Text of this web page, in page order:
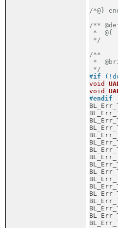
/*@}
/**
*  @{
*/
/**
*
*/
#if
void
void
#endif